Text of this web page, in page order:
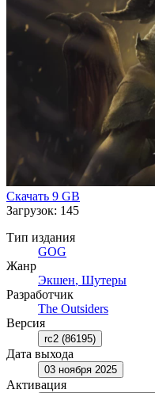
первого лица, и
продюсера игры
Battlefield 3 и
Скачать 9 GB
Загрузок: 145
Тип издания
GOG
Жанр
Экшен, Шутеры
Разработчик
The Outsiders
Версия
rc2 (86195)
Дата выхода
03 ноября 2025
Активация